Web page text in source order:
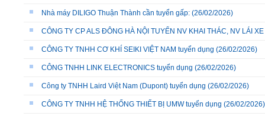
Nhà máy DILIGO Thuận Thành cần tuyển gấp: (26/02/2026)
CÔNG TY CP ALS ĐÔNG HÀ NỘI TUYỂN NV KHAI THÁC, NV LÁI
CÔNG TY TNHH CƠ KHÍ SEIKI VIỆT NAM tuyển dụng (26/02/2026)
CÔNG TNHH LINK ELECTRONICS tuyển dụng (26/02/2026)
Công ty TNHH Laird Việt Nam (Dupont) tuyển dụng (26/02/2026)
CÔNG TY TNHH HỆ THỐNG THIẾT BỊ UMW tuyển dụng (26/02/2026)